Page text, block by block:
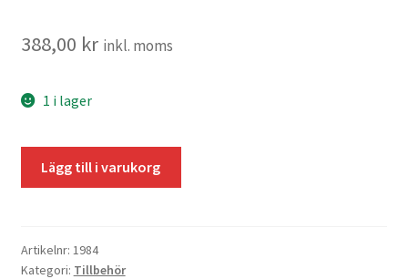
388,00 kr inkl. moms
1 i lager
skeppshult
Lägg till i varukorg
Artikelnr: 1984
Kategori: Tillbehör